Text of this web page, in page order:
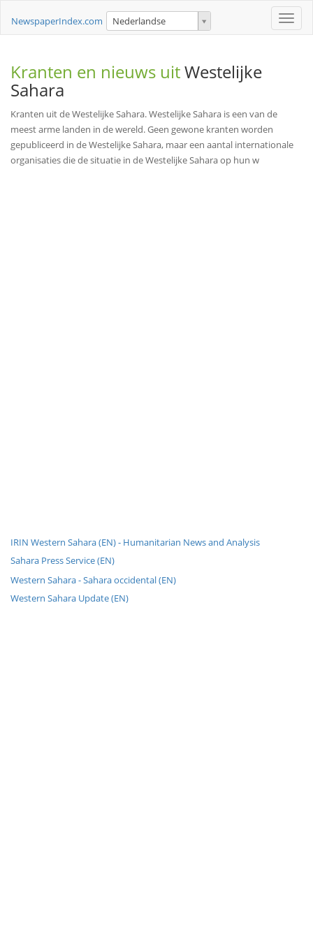
Toggle
NewspaperIndex.com Nederlandse
Kranten en nieuws uitWestelijke
Sahara
Kranten uit de Westelijke Sahara. Westelijke Sahara is een van de
meest arme landen in de wereld. Geen gewone kranten worden
gepubliceerd in de Westelijke Sahara, maar een aantal internationale
organisaties die de situatie in de Westelijke Sahara op hun w
IRIN Western Sahara (EN) - Humanitarian News and Analysis
Sahara Press Service (EN)
Western Sahara - Sahara occidental (EN)
Western Sahara Update (EN)